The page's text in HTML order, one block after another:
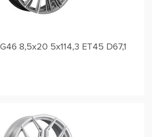
8,5x20 5x114,3 ET45 D67,1